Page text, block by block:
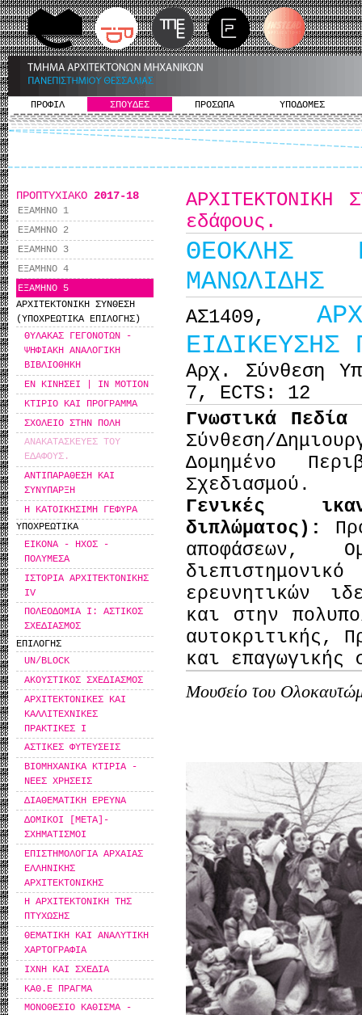
ΠΡΟΦΙΛ ΣΠΟΥΔΕΣ ΠΡΟΣΩΠΑ ΥΠΟΔΟΜΕΣ
ΠΡΟΠΤΥΧΙΑΚΟ 2017-18
ΕΞΑΜΗΝΟ 1
ΕΞΑΜΗΝΟ 2
ΕΞΑΜΗΝΟ 3
ΕΞΑΜΗΝΟ 4
ΕΞΑΜΗΝΟ 5
ΑΡΧΙΤΕΚΤΟΝΙΚΗ ΣΥΝΘΕΣΗ
(ΥΠΟΧΡΕΩΤΙΚΑ ΕΠΙΛΟΓΗΣ)
ΘΥΛΑΚΑΣ ΓΕΓΟΝΟΤΩΝ -
ΨΗΦΙΑΚΗ ΑΝΑΛΟΓΙΚΗ
ΒΙΒΛΙΟΘΗΚΗ
ΕΝ ΚΙΝΗΣΕΙ | IN MOTION
ΚΤΙΡΙΟ ΚΑΙ ΠΡΟΓΡΑΜΜΑ
ΣΧΟΛΕΙΟ ΣΤΗΝ ΠΟΛΗ
ΑΝΑΚΑΤΑΣΚΕΥΕΣ ΤΟΥ
ΕΔΑΦΟΥΣ.
ΑΝΤΙΠΑΡΑΘΕΣΗ ΚΑΙ
ΣΥΝΥΠΑΡΞΗ
Η ΚΑΤΟΙΚΗΣΙΜΗ ΓΕΦΥΡΑ
ΥΠΟΧΡΕΩΤΙΚΑ
ΕΙΚΟΝΑ - ΗΧΟΣ -
ΠΟΛΥΜΕΣΑ
ΙΣΤΟΡΙΑ ΑΡΧΙΤΕΚΤΟΝΙΚΗΣ
IV
ΠΟΛΕΟΔΟΜΙΑ Ι: ΑΣΤΙΚΟΣ
ΣΧΕΔΙΑΣΜΟΣ
ΕΠΙΛΟΓΗΣ
UN/BLOCK
ΑΚΟΥΣΤΙΚΟΣ ΣΧΕΔΙΑΣΜΟΣ
ΑΡΧΙΤΕΚΤΟΝΙΚΕΣ ΚΑΙ
ΚΑΛΛΙΤΕΧΝΙΚΕΣ
ΠΡΑΚΤΙΚΕΣ Ι
ΑΣΤΙΚΕΣ ΦΥΤΕΥΣΕΙΣ
ΒΙΟΜΗΧΑΝΙΚΑ ΚΤΙΡΙΑ -
ΝΕΕΣ ΧΡΗΣΕΙΣ
ΔΙΑΘΕΜΑΤΙΚΗ ΕΡΕΥΝΑ
ΔΟΜΙΚΟΙ [ΜΕΤΑ]-
ΣΧΗΜΑΤΙΣΜΟΙ
ΕΠΙΣΤΗΜΟΛΟΓΙΑ ΑΡΧΑΙΑΣ
ΕΛΛΗΝΙΚΗΣ
ΑΡΧΙΤΕΚΤΟΝΙΚΗΣ
Η ΑΡΧΙΤΕΚΤΟΝΙΚΗ ΤΗΣ
ΠΤΥΧΩΣΗΣ
ΘΕΜΑΤΙΚΗ ΚΑΙ ΑΝΑΛΥΤΙΚΗ
ΧΑΡΤΟΓΡΑΦΙΑ
ΙΧΝΗ ΚΑΙ ΣΧΕΔΙΑ
ΚΑΘ.Ε ΠΡΑΓΜΑ
ΜΟΝΟΘΕΣΙΟ ΚΑΘΙΣΜΑ -
ΑΡΧΙΤΕΚΤΟΝΙΚΗ
εδάφους.
ΘΕΟΚΛΗΣ
ΜΑΝΩΛΙΔΗΣ
ΑΣ1409,
ΕΙΔΙΚΕΥΣΗΣ
Αρχ. Σύνθεση
7, ECTS: 12
Γνωστικά
Σύνθεση/
Δομημένο
Σχεδιασμού.
Γενικές
διπλώματος):
αποφάσεων,
ερευνητικών
και στην
αυτοκριτικής,
και επαγωγικής
Μουσείο του